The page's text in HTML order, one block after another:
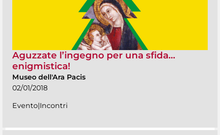
Aguzzate l’ingegno per una sfida…
enigmistica!
Museo dell'Ara Pacis
02/01/2018
Evento|Incontri